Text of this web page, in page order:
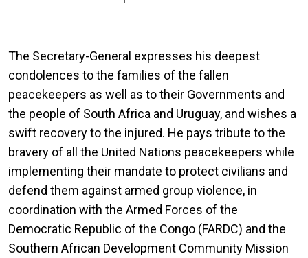
The Secretary-General expresses his deepest
condolences to the families of the fallen
peacekeepers as well as to their Governments and
the people of South Africa and Uruguay, and wishes a
swift recovery to the injured. He pays tribute to the
bravery of all the United Nations peacekeepers while
implementing their mandate to protect civilians and
defend them against armed group violence, in
coordination with the Armed Forces of the
Democratic Republic of the Congo (FARDC) and the
Southern African Development Community Mission